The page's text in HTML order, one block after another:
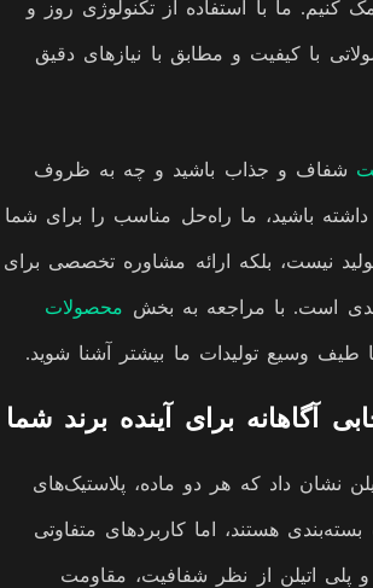
کنیم. ما با استفاده از تکنولوژی روز و
با کیفیت و مطابق با نیازهای دقیق
شفاف و جذاب باشید و چه به ظروف
داشته باشید، ما راه‌حل مناسب را برای شما
نیست، بلکه ارائه مشاوره تخصصی برای
است. با مراجعه به بخش محصولات
طیف وسیع تولیدات ما بیشتر آشنا شوید.
آگاهانه برای آینده برند شما
نشان داد که هر دو ماده، پلاستیک‌های
هستند، اما کاربردهای متفاوتی
پلی اتیلن از نظر شفافیت، مقاومت